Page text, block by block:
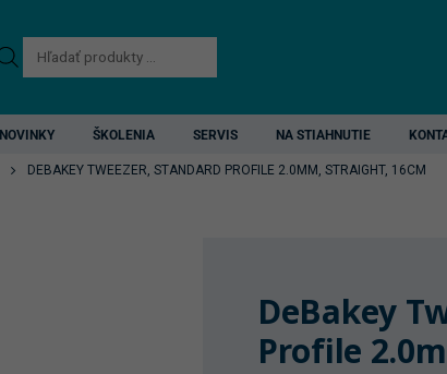
Products
search
NOVINKY ŠKOLENIA SERVIS NA STIAHNUTIE
DEBAKEY TWEEZER, STANDARD PROFILE 2.0MM, STRAIGHT, 16CM
DeBakey
Profile